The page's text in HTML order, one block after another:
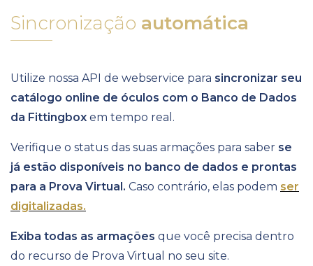
Sincronização automática
Utilize nossa API de webservice para sincronizar seu
catálogo online de óculos com o Banco de Dados
da Fittingbox em tempo real.
Verifique o status das suas armações para saber se
já estão disponíveis no banco de dados e prontas
para a Prova Virtual. Caso contrário, elas podem ser
digitalizadas.
Exiba todas as armações que você precisa dentro
do recurso de Prova Virtual no seu site.